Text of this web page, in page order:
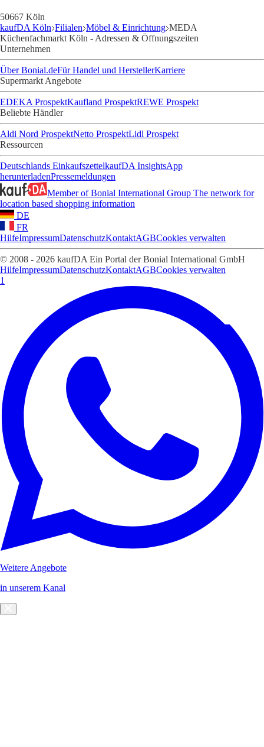
50667 Köln
kaufDA Köln Filialen Möbel & Einrichtung MEDA
Küchenfachmarkt Köln - Adressen & Öffnungszeiten
Unternehmen
Über Bonial.deFür Handel und HerstellerKarriere
Supermarkt Angebote
EDEKA ProspektKaufland ProspektREWE Prospekt
Beliebte Händler
Aldi Nord ProspektNetto ProspektLidl Prospekt
Ressourcen
Deutschlands EinkaufszettelkaufDA InsightsApp
herunterladenPressemeldungen
Member of Bonial International Group The network for
location based shopping information
DE
FR
HilfeImpressumDatenschutzKontaktAGBCookies verwalten
© 2008 - 2026 kaufDA Ein Portal der Bonial International GmbH
HilfeImpressumDatenschutzKontaktAGBCookies verwalten
1
Weitere Angebote
in unserem Kanal